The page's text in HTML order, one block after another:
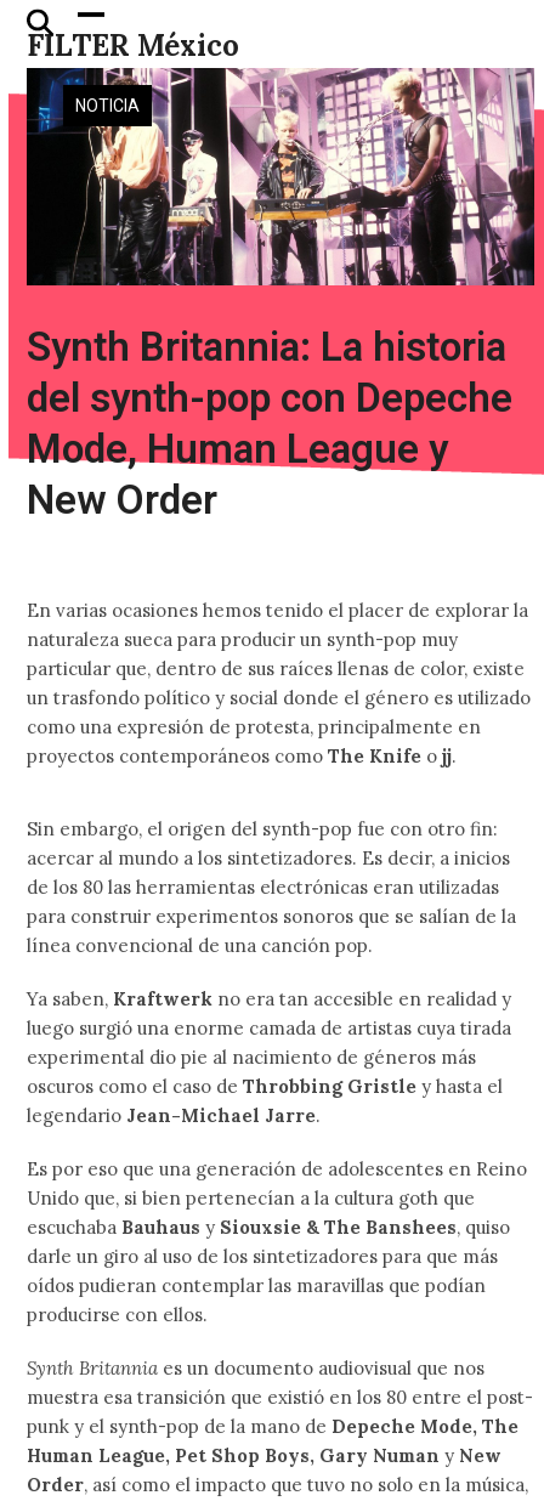
Skip
content
FILTER México
Open
mobile
menu
Close
mobile
menu
NOTICIA
Synth Britannia: La historia
del synth-pop con Depeche
Mode, Human League y
New Order
En varias ocasiones hemos tenido el placer de explorar la
naturaleza sueca para producir un synth-pop muy
particular que, dentro de sus raíces llenas de color, existe
un trasfondo político y social donde el género es utilizado
como una expresión de protesta, principalmente en
proyectos contemporáneos comoThe Knife ojj.
Sin embargo, el origen del synth-pop fue con otro fin:
acercar al mundo a los sintetizadores. Es decir, a inicios
de los 80 las herramientas electrónicas eran utilizadas
para construir experimentos sonoros que se salían de la
línea convencional de una canción pop.
Ya saben, Kraftwerk no era tan accesible en realidad y
luego surgió una enorme camada de artistas cuya tirada
experimental dio pie al nacimiento de géneros más
oscuros como el caso deThrobbing Gristle y hasta el
legendario Jean-Michael Jarre.
Es por eso que una generación de adolescentes en Reino
Unido que, si bien pertenecían a la cultura goth que
escuchaba Bauhaus y Siouxsie & The Banshees, quiso
darle un giro al uso de los sintetizadores para que más
oídos pudieran contemplar las maravillas que podían
producirse con ellos.
Synth Britannia es un documento audiovisual que nos
muestra esa transición que existió en los 80 entre el post-
punk y el synth-pop de la mano de Depeche Mode, The
Human League, Pet Shop Boys, Gary Numan y New
Order, así como el impacto que tuvo no solo en la música,